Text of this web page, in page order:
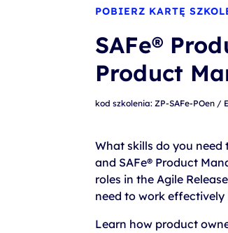
szkolenia VR
szkolenia NIS2
szkolenia dla
szkolenia
szkolenia SAP
szkolenia SAS
formuły szkoleń
POBIERZ KARTĘ
SAFe®
Product
kod szkolenia: ZP-SAFe-POen /
What skills do you need
and SAFe® Product
roles in the Agile
need to work
Learn how product